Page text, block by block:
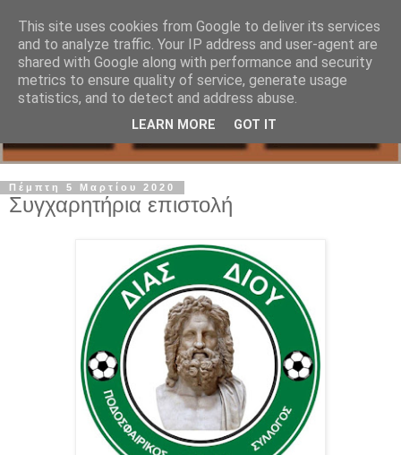
Πέμπτη 5 Μαρτίου 2020
Συγχαρητήρια επιστολή
This site uses cookies from Google to deliver its services
and to analyze traffic. Your IP address and user-agent are
shared with Google along with performance and security
metrics to ensure quality of service, generate usage
statistics, and to detect and address abuse.
LEARN MORE GOT IT